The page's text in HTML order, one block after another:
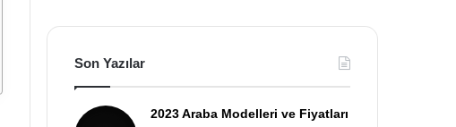
Son Yazılar
2023 Araba Modelleri ve Fiyatları